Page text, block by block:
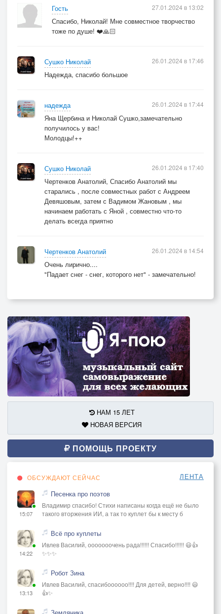
Гость
Спасибо, Николай! Мне совместное творчество
тоже по душе! ❤️🙏🏻
27.01.2024 в 13:02
Сушко Николай
Надежда, спасибо большое
26.01.2024 в 17:46
надежда
Яна Щербина и Николай Сушко,замечательно
получилось у вас!
Молодцы!++
26.01.2024 в 17:44
Сушко Николай
Чертенков Анатолий, Спасибо Анатолий мы
старались , после совместных работ с Андреем
Девяшовым, затем с Вадимом Жановым , мы
начинаем работать с Яной , совместно что-то
делать всегда приятно
26.01.2024 в 17:40
Чертенков Анатолий
Очень лирично....
"Падает снег - снег, которого нет" - замечательно!
26.01.2024 в 14:54
НАМ 15 ЛЕТ
НОВАЯ ВЕРСИЯ
ПОМОЩЬ ПРОЕКТУ
ОБСУЖДАЮТ СЕЙЧАС ЛЕНТА
15:07
Песенка про поэтов
Владимир спасибо! Стихи написаны когда ещё не было
такого вторжения ИИ, а так то куплет бы к месту б
14:22
Всё про куплеты
Ивлев Василий, ооооооочень рада!!!!!! Спасибо!!!!!! 😃👍
✨✨✨
13:13
Робот Зина
Ивлев Василий, спасибоооооо!!!! Для детей, верно!!!! 😃
👍✨